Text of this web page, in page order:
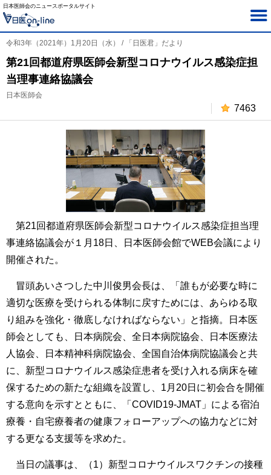
日本医師会のニュースポータルサイト
令和3年（2021年）1月20日（水） / 「日医君」だより
第21回都道府県医師会新型コロナウイルス感染症担
当理事連絡協議会
日本医師会
7463
第21回都道府県医師会新型コロナウイルス感染症担当理
事連絡協議会が１月18日、日本医師会館でWEB会議により
開催された。
冒頭あいさつした中川俊男会長は、「誰もが必要な時に
適切な医療を受けられる体制に戻すためには、あらゆる取
り組みを強化・徹底しなければならない」と指摘。日本医
師会としても、日本病院会、全日本病院協会、日本医療法
人協会、日本精神科病院協会、全国自治体病院協議会と共
に、新型コロナウイルス感染症患者を受け入れる病床を確
保するための新たな組織を設置し、1月20日に初会合を開催
する意向を示すとともに、「COVID19-JMAT」による宿泊
療養・自宅療養者の健康フォローアップへの協力などに対
する更なる支援等を求めた。
当日の議事は、（1）新型コロナウイルスワクチンの接種